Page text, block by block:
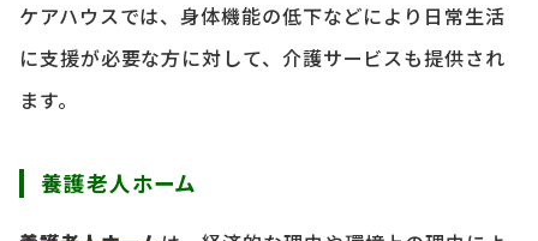
ケアハウスでは、身体機能の低下などにより日常生活
に支援が必要な方に対して、介護サービスも提供され
ます。
養護老人ホーム